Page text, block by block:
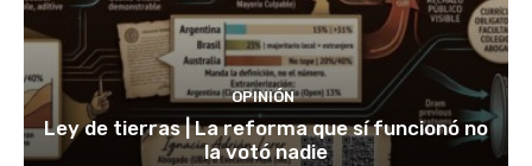
OPINIÓN
Ley de tierras | La reforma que sí funcionó no
la votó nadie